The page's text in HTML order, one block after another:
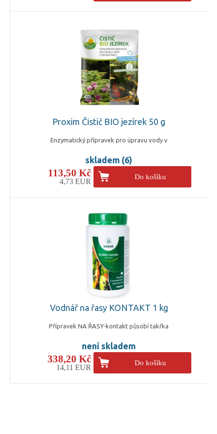
Proxim Čistič BIO jezírek 50 g
Enzymatický přípravek pro úpravu vody v
skladem (6)
113,50 Kč
4,73 EUR
Do košíku
Vodnář na řasy KONTAKT 1 kg
Přípravek NA ŘASY-kontakt působí takřka
není skladem
338,20 Kč
14,11 EUR
Do košíku